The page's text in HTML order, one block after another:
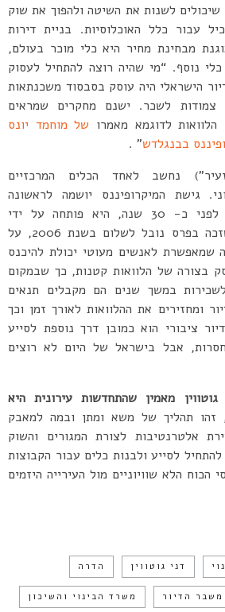
שיכולים לשנות את השיטה ולהפוך את שוק
עבור כלל האוכלוסיות. בניית דירות
מבחינת מחיר היא כלי מוכר בעולם,
נוסף. “מי שהיה רוצה להתחיל לעסוק
הישראלי היה עוסק בסבסוד משכנתאות
צמודות לשכר. ישנם מחקרים שמראים
לדוגמא מאמרו של מוחמד יונס
בבנגלדש” .
זעיר”) נחשב לאחד הכלים המרכזיים
גישת המיקרופיננס יושמה לראשונה
באסיה ובדרום אמריקה לפני כ- 30 שנה, היא פותחה על ידי
פרופסור מוחמד יונס, שזכה בפרס נובל לשלום בשנת 2006, על
שמאפשרת לאנשים מעוטי יכולת להיכנס
בצורה של הלוואות קטנות, כך שבמקום
במשך שנים הם מקבלים תנאים
ומחזירים את ההלוואות לאורך זמן וכך
ציבורי הוא כמובן דרך נוספת לסייע
אבל בישראל של היום לא רוצים
גוטווין מאמין שהתחדשות עירונית היא
זהו תהליך של משא ומתן ובמה למאבק
אלטרנטיבות לצורת המגורים והשוק
לסייע ולבנות כלים עבור הקבוצות
הכוח הלא שוויוניים מול העירייה היזמים
דני גוטווין הדרה
משבר הדיור משרד הבינוי והשיכון